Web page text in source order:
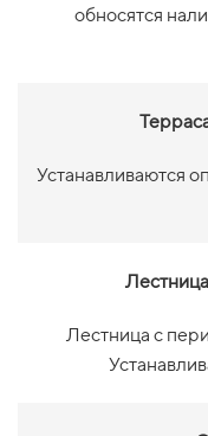
обносятся
Устанавливаются
Лестница с